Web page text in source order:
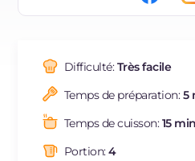
ES
BR
NL
Difficulté:Très facile
Temps de préparation:5
Temps de cuisson:15 min
Portion:4